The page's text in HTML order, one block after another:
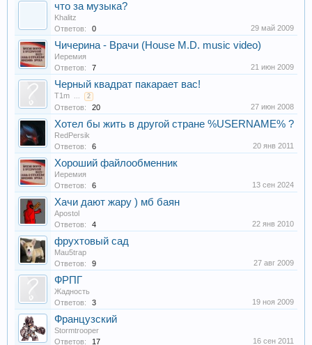
что за музыка?
Khalitz
Ответов:
0 29 май 2009
Чичерина - Врачи (House M.D. music video)
Иеремия
Ответов:
7 21 июн 2009
Черный квадрат пакарает вас!
T1m ... 2
Ответов: 20 27 июн 2008
Хотел бы жить в другой стране %USERNAME% ?
RedPersik
Ответов:
6 20 янв 2011
Хороший файлообменник
Иеремия
Ответов:
6 13 сен 2024
Хачи дают жару ) мб баян
Apostol
Ответов:
4 22 янв 2010
фрухтовый сад
Mau5trap
Ответов:
9 27 авг 2009
ФРПГ
Жадность
Ответов:
3 19 ноя 2009
Французский
Stormtrooper
Ответов:
17 16 сен 2011